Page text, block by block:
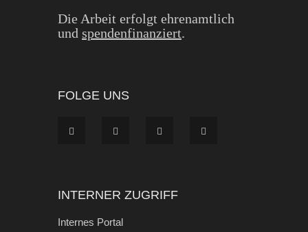
Die Arbeit erfolgt ehrenamtlich
und spendenfinanziert.
FOLGE UNS
INTERNER ZUGRIFF
Internes Portal